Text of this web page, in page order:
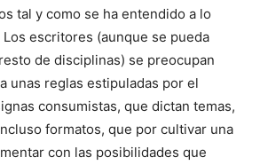
tal y como se ha entendido a lo
escritores (aunque se pueda
de disciplinas) se preocupan
unas reglas estipuladas por el
consumistas, que dictan temas,
formatos, que por cultivar una
con las posibilidades que